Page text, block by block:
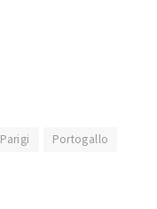
Parigi
Portogallo